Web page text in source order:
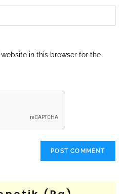
in this browser for the